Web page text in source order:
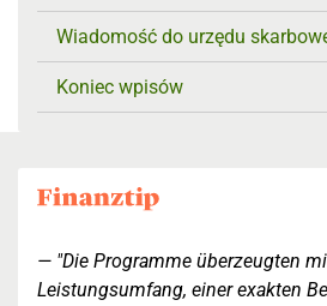
Wiadomość do urzędu
Koniec wpisów
"Die Programme überzeugten
Leistungsumfang, einer exakten